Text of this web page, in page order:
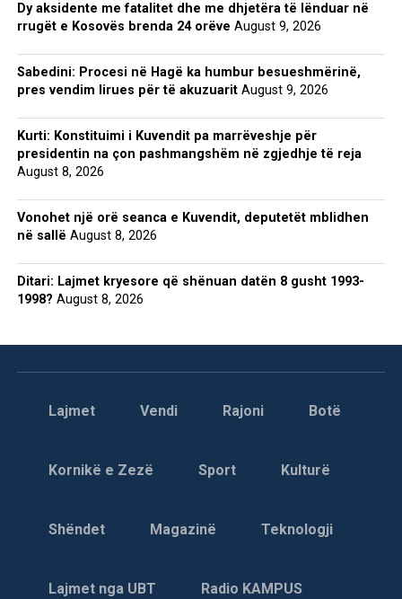
Dy aksidente me fatalitet dhe me dhjetëra të lënduar në
rrugët e Kosovës brenda 24 orëve August 9, 2026
Sabedini: Procesi në Hagë ka humbur besueshmërinë,
pres vendim lirues për të akuzuarit August 9, 2026
Kurti: Konstituimi i Kuvendit pa marrëveshje për
presidentin na çon pashmangshëm në zgjedhje të reja
August 8, 2026
Vonohet një orë seanca e Kuvendit, deputetët mblidhen
në sallë August 8, 2026
Ditari: Lajmet kryesore që shënuan datën 8 gusht 1993-
1998? August 8, 2026
Lajmet Vendi Rajoni Botë
Kornikë e Zezë Sport Kulturë
Shëndet Magazinë Teknologji
Lajmet nga UBT Radio KAMPUS